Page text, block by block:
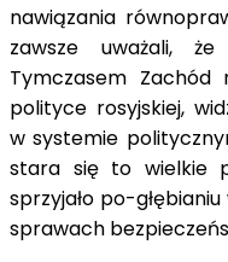
nawiązania
zawsze uważali,
Tymczasem
polityce rosyjskiej,
w systemie
stara się to wielkie
sprzyjało po-
sprawach